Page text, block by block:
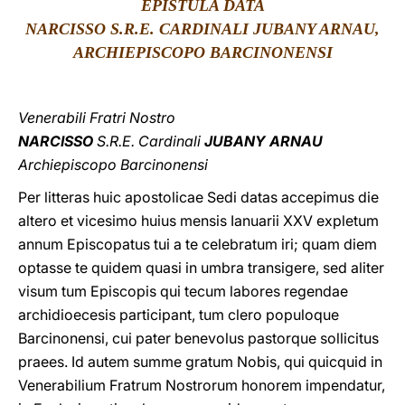
LATINE
EPISTULA DATA
NARCISSO S.R.E. CARDINALI JUBANY ARNAU,
ARCHIEPISCOPO BARCINONENSI
Venerabili Fratri Nostro
NARCISSO S.R.E. Cardinali JUBANY ARNAU
Archiepiscopo Barcinonensi
Per litteras huic apostolicae Sedi datas accepimus die
altero et vicesimo huius mensis Ianuarii XXV expletum
annum Episcopatus tui a te celebratum iri; quam diem
optasse te quidem quasi in umbra transigere, sed aliter
visum tum Episcopis qui tecum labores regendae
archidioecesis participant, tum clero populoque
Barcinonensi, cui pater benevolus pastorque sollicitus
praees. Id autem summe gratum Nobis, qui quicquid in
Venerabilium Fratrum Nostrorum honorem impendatur,